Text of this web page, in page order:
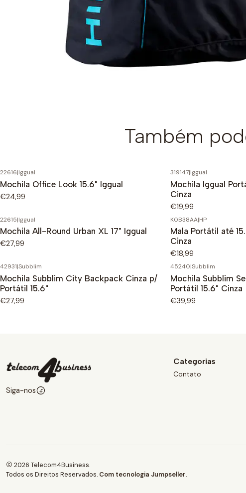
Também
22616|Iggual
Mochila Office Look 15.6" Iggual
€24,99
319147|Iggual
Mochila Iggual
Cinza
€19,99
22615|Iggual
Mochila All-Round Urban XL 17" Iggual
€27,99
K0B38AA|HP
Mala Portátil até
Cinza
€18,99
42931|Subblim
Mochila Subblim City Backpack Cinza p/
Portátil 15.6"
€27,99
45240|Subblim
Mochila Subblim
Portátil 15.6" Cinza
€39,99
Siga-nos
Categorias
Contato
2026 Telecom4Business.
Todos os Direitos Reservados. Com tecnologia Jumpseller.